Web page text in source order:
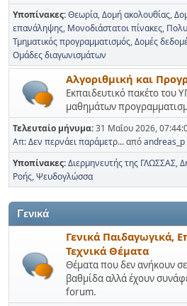
Υποπίνακες Θεωρία Δομή ακολουθίας
επανάληψης Μονοδιάστατοι πίνακες
Τμηματικός προγραμματισμός Δομές
Ομάδες διαγωνισμάτων
Αλγοριθμική και
Εκπαιδευτικό πακέτο του
μαθημάτων
Τελευταίο μήνυμα:31 Μαΐου 2026,
Απ: Δεν περνάει παράμετρ...απόandreas_p
Υποπίνακες Διερμηνευτής της ΓΛΩΣΣΑΣ
Ροής Ψευδογλώσσα
Γενικά
Γενικά Παιδαγωγικά,
Τεχνικά Θέματα
Θέματα που δεν ανήκουν
βαθμίδα αλλά έχουν
forum.